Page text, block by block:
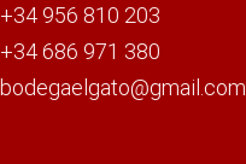
+34 956 810 203
+34 686 971 380
bodegaelgato@gmail.com